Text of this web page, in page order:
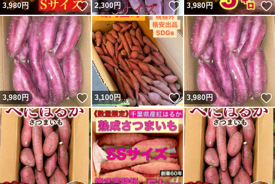
3,980円 いいね！
2,300円 いいね！
3,980円
3,980円 いいね！
3,100円 いいね！
3,980円